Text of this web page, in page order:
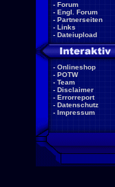
- Forum
- Engl. Forum
- Partnerseiten
- Links
- Dateiupload
- Onlineshop
- POTW
- Team
- Disclaimer
- Errorreport
- Datenschutz
- Impressum